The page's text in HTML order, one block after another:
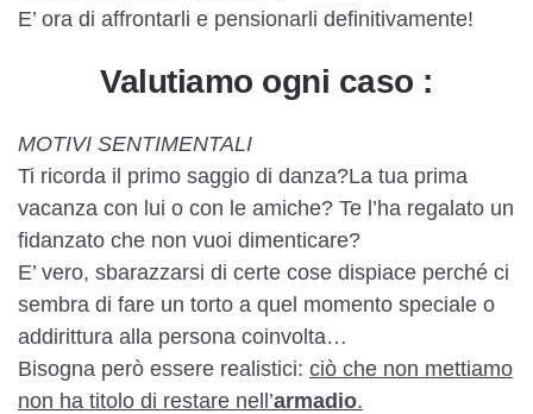
E’ ora di affrontarli e pensionarli definitivamente!
Valutiamo ogni caso :
MOTIVI SENTIMENTALI
Ti ricorda il primo saggio di danza?La tua prima
vacanza con lui o con le amiche? Te l’ha regalato un
fidanzato che non vuoi dimenticare?
E’ vero, sbarazzarsi di certe cose dispiace perché ci
sembra di fare un torto a quel momento speciale o
addirittura alla persona coinvolta…
Bisogna però essere realistici: ciò che non mettiamo
non ha titolo di restare nell’armadio.